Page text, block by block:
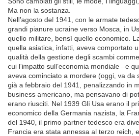
Ma non la sostanza.
Nell’agosto del 1941, con le armate
grandi pianure ucraine verso Mosca, in
quello militare, bensì quello economico.
quella asiatica, infatti, aveva comportato
qualità della gestione degli scambi
cui l’impatto sull’economia mondiale –e
aveva cominciato a mordere (oggi, va da
già a febbraio del 1941, penalizzando in
business americano, ma pensavano di
erano riusciti. Nel 1939 Gli Usa erano il
economico della Germania nazista, la
del 1940, il primo partner tedesco era
Francia era stata annessa al terzo reich,